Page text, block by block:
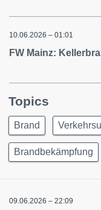
10.06.2026 – 01:01
FW Mainz:
Topics
Brand
Brandbekämpfung
09.06.2026 – 22:09